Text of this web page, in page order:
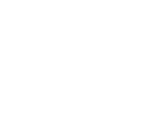
zurückgezahlt werden kann.
beinhalten. Wer einen
Ratenkredit auf der
nicht unterschätzt werden.
Hierbei handelt es sich
entscheiden sollte, dann
werden. Der Zinssatz kann